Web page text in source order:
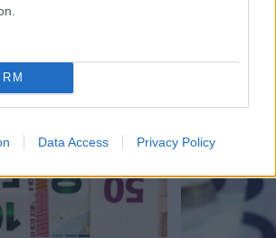
Data Access Privacy Policy